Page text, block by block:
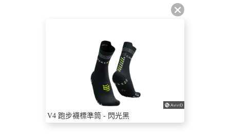
V4 跑步襪標準筒 - 閃光黑